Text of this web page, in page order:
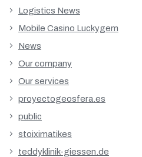
Logistics News
Mobile Casino Luckygem
News
Our company
Our services
proyectogeosfera.es
public
stoiximatikes
teddyklinik-giessen.de